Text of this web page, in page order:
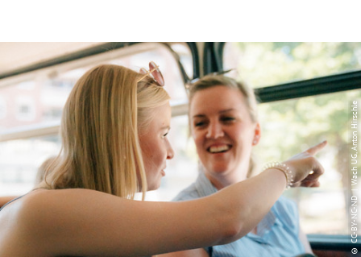
© CC-BY-NC-ND | Wach UG, Anton Hirschle